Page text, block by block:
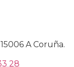
A Coruña.
28